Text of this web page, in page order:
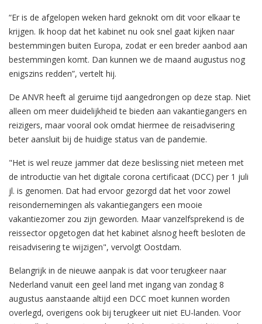
“Er is de afgelopen weken hard geknokt om dit voor elkaar te
krijgen. Ik hoop dat het kabinet nu ook snel gaat kijken naar
bestemmingen buiten Europa, zodat er een breder aanbod aan
bestemmingen komt. Dan kunnen we de maand augustus nog
enigszins redden”, vertelt hij.
De ANVR heeft al geruime tijd aangedrongen op deze stap. Niet
alleen om meer duidelijkheid te bieden aan vakantiegangers en
reizigers, maar vooral ook omdat hiermee de reisadvisering
beter aansluit bij de huidige status van de pandemie.
"Het is wel reuze jammer dat deze beslissing niet meteen met
de introductie van het digitale corona certificaat (DCC) per 1 juli
jl. is genomen. Dat had ervoor gezorgd dat het voor zowel
reisondernemingen als vakantiegangers een mooie
vakantiezomer zou zijn geworden. Maar vanzelfsprekend is de
reissector opgetogen dat het kabinet alsnog heeft besloten de
reisadvisering te wijzigen", vervolgt Oostdam.
Belangrijk in de nieuwe aanpak is dat voor terugkeer naar
Nederland vanuit een geel land met ingang van zondag 8
augustus aanstaande altijd een DCC moet kunnen worden
overlegd, overigens ook bij terugkeer uit niet EU-landen. Voor